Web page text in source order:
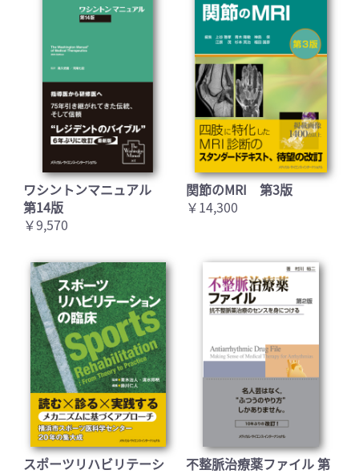
ワシントンマニュアル
第14版
￥9,570
関節のMRI 第3版
￥14,300
スポーツリハビリテーシ
不整脈治療薬ファイル 第